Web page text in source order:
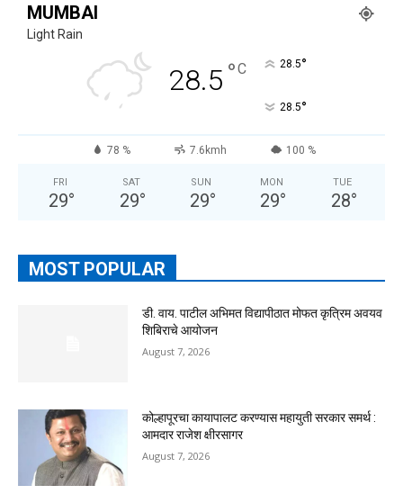
MUMBAI
Light Rain
28.5 °C 28.5°
28.5°
78 % 7.6kmh 100 %
FRI
29°
SAT
29°
SUN
29°
MON
29°
TUE
28°
MOST POPULAR
डी. वाय. पाटील अभिमत विद्यापीठात मोफत कृत्रिम अवयव
शिबिराचे आयोजन
August 7, 2026
कोल्हापूरचा कायापालट करण्यास महायुती सरकार समर्थ :
आमदार राजेश क्षीरसागर
August 7, 2026